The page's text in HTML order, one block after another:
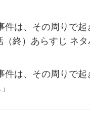
件は、その周りで起
（終）あらすじ ネタ
件は、その周りで起